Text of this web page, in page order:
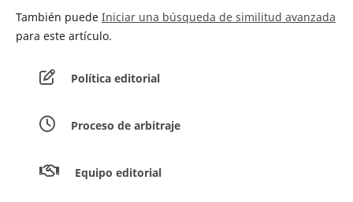
También puede Iniciar una búsqueda de similitud avanzada
para este artículo.
Política editorial
Proceso de arbitraje
Equipo editorial